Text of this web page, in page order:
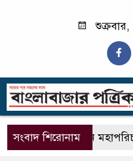
সংবাদ শিরোনাম
বিটিভির নতুন